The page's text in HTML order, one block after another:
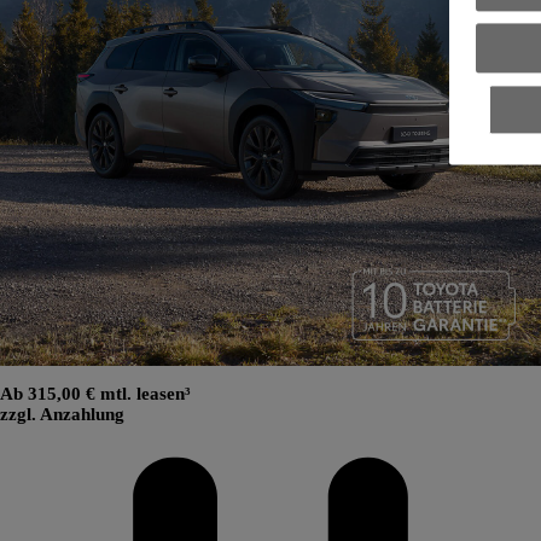
Ab 315,00 € mtl. leasen³
zzgl. Anzahlung